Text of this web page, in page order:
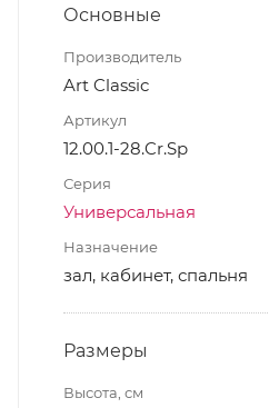
Основные
Производитель
Art Classic
Артикул
12.00.1-28.Cr.Sp
Серия
Универсальная
Назначение
зал, кабинет, спальня
Размеры
Высота, см